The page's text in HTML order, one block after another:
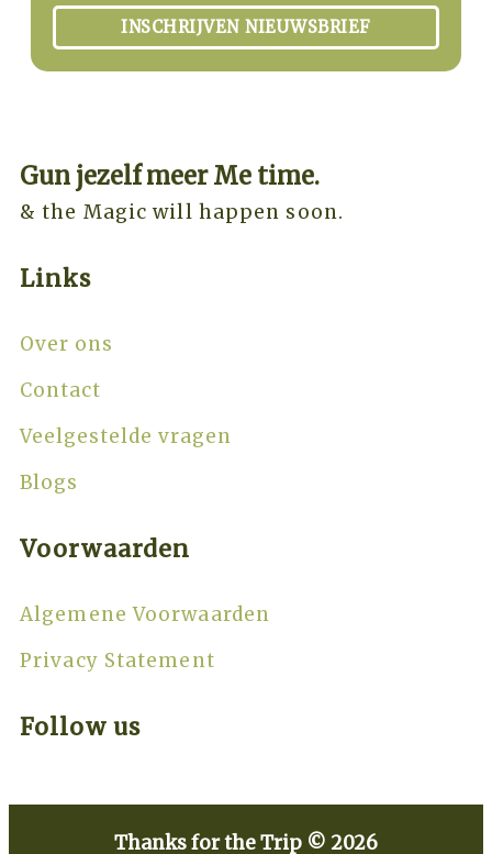
INSCHRIJVEN NIEUWSBRIEF
Gun jezelf meer Me time.​
& the Magic will happen soon.
Links
Over ons
Contact
Veelgestelde vragen
Blogs
Voorwaarden
Algemene Voorwaarden
Privacy Statement
Follow us
Thanks for the Trip © 2026